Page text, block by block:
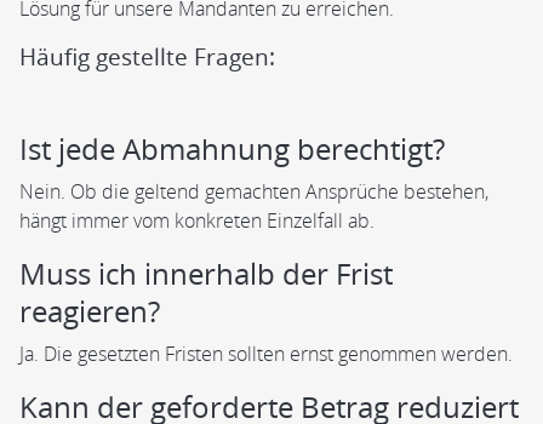
Lösung für unsere Mandanten zu erreichen.
Häufig gestellte Fragen:
Ist jede Abmahnung berechtigt?
Nein. Ob die geltend gemachten Ansprüche bestehen,
hängt immer vom konkreten Einzelfall ab.
Muss ich innerhalb der Frist
reagieren?
Ja. Die gesetzten Fristen sollten ernst genommen werden.
Kann der geforderte Betrag reduziert